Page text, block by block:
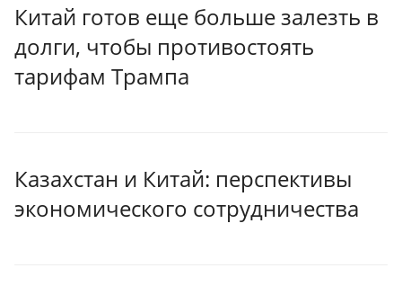
Китай готов еще больше залезть в
долги, чтобы противостоять
тарифам Трампа
Казахстан и Китай: перспективы
экономического сотрудничества